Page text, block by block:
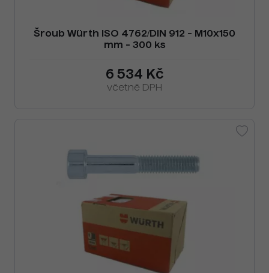
Šroub Würth ISO 4762/DIN 912 - M10x150
mm - 300 ks
6 534 Kč
včetně DPH